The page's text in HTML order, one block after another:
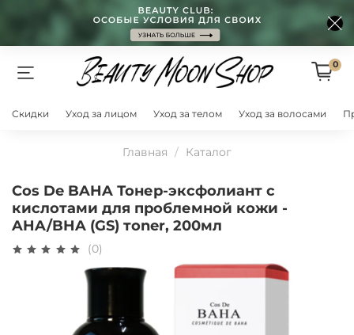
0
Скидки Уход за лицом Уход за телом Уход за волосами
Главная Каталог
Cos De BAHA Тонер-эксфолиант с
кислотами для проблемной кожи -
AHA/BHA (GS) тoner, 200мл
(0)